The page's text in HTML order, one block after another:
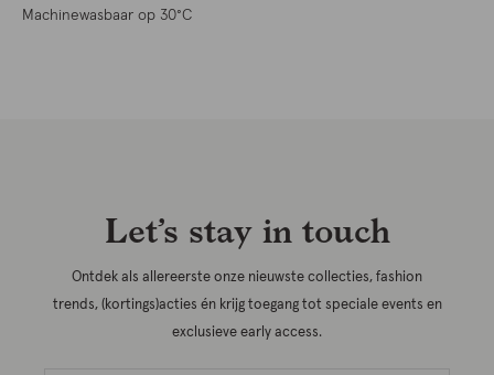
Machinewasbaar op 30°C
Let’s stay in touch
Ontdek als allereerste onze nieuwste collecties, fashion
trends, (kortings)acties én krijg toegang tot speciale events en
exclusieve early access.